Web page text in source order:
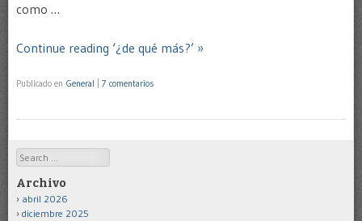
como …
Continue reading ‘¿de qué más?’ »
Publicado en General 7 comentarios
Search
Archivo
abril 2026
diciembre 2025